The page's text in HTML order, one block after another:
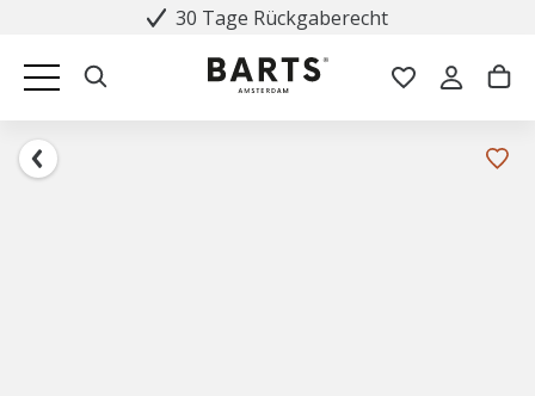
30 Tage Rückgaberecht